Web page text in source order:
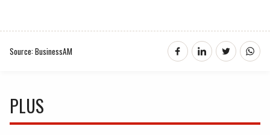
Source: BusinessAM
PLUS